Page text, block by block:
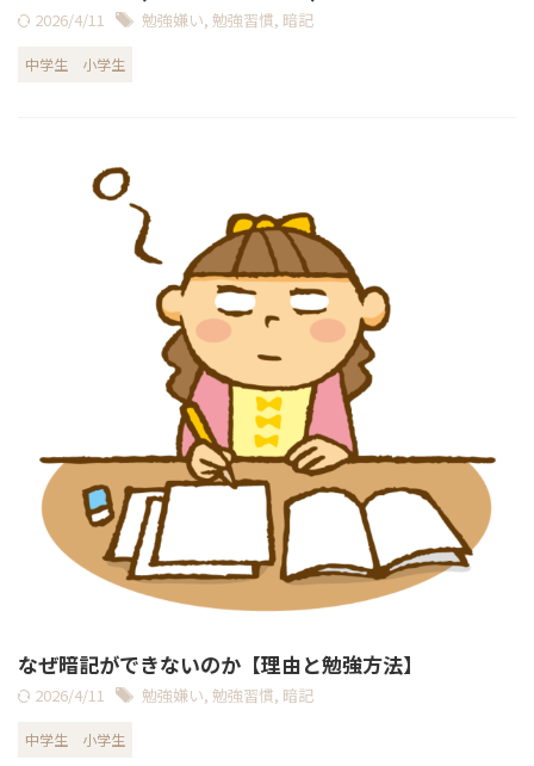
2026/4/11 勉強嫌い, 勉強習慣, 暗記
中学生 小学生
なぜ暗記ができないのか【理由と勉強方法】
2026/4/11 勉強嫌い, 勉強習慣, 暗記
中学生 小学生